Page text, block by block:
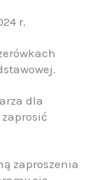
r.
dla
zaproszenia